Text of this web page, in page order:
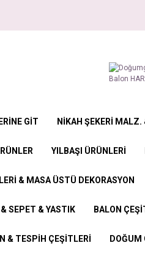
GİT NİKAH ŞEKERİ MALZ.
YILBAŞI ÜRÜNLERİ
& MASA ÜSTÜ DEKORASYON
SEPET & YASTIK BALON
& TESPİH ÇEŞİTLERİ DOĞUM